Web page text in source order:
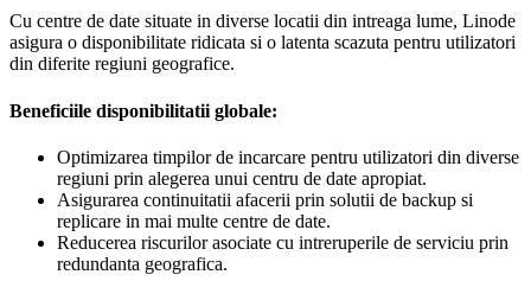
Cu centre de date situate in diverse locatii din intreaga lume, Linode
asigura o disponibilitate ridicata si o latenta scazuta pentru utilizatori
din diferite regiuni geografice.
Beneficiile disponibilitatii globale:
Optimizarea timpilor de incarcare pentru utilizatori din diverse
regiuni prin alegerea unui centru de date apropiat.
Asigurarea continuitatii afacerii prin solutii de backup si
replicare in mai multe centre de date.
Reducerea riscurilor asociate cu intreruperile de serviciu prin
redundanta geografica.